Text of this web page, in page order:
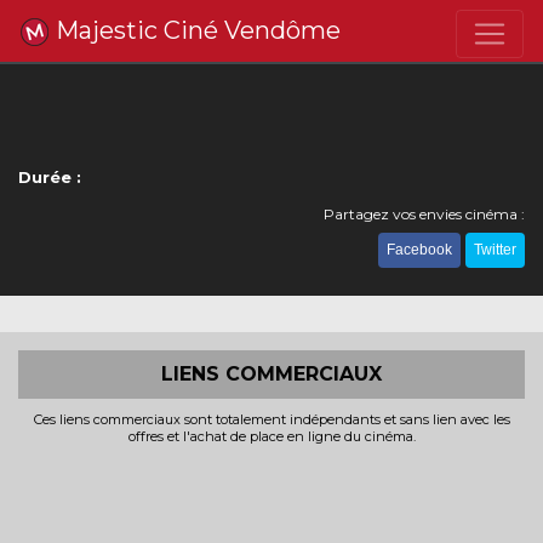
Majestic Ciné Vendôme
Durée :
Partagez vos envies cinéma :
Facebook Twitter
LIENS COMMERCIAUX
Ces liens commerciaux sont totalement indépendants et sans lien avec les
offres et l'achat de place en ligne du cinéma.